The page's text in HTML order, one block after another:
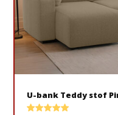
U-bank Teddy stof